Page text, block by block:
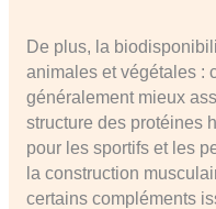
De plus, la
animales et végétales :
généralement mieux
structure des protéines
pour les sportifs et les
la construction
certains compléments